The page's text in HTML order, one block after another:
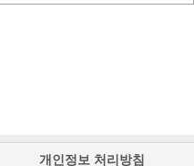
개인정보 처리방침